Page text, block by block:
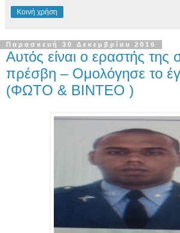
Κοινή χρήση
Παρασκευή 30 Δεκεμβρίου 2016
Αυτός είναι ο εραστής της
πρέσβη – Ομολόγησε το
(ΦΩΤΟ & ΒΙΝΤΕΟ )